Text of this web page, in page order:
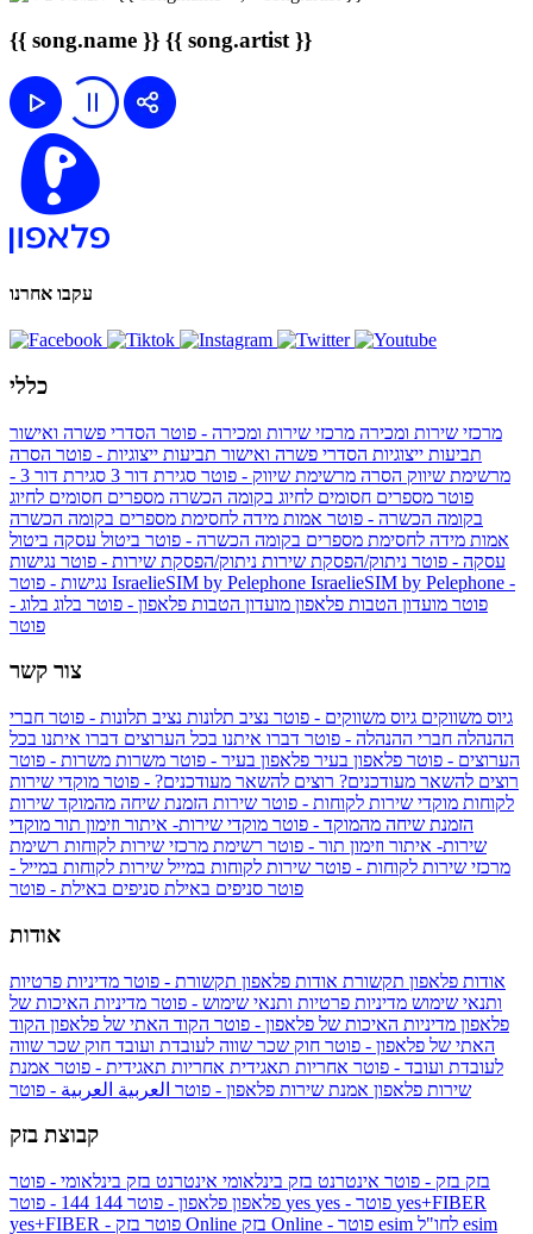
{{ song.name }} {{ song.artist }}
עקבו אחרנו
כללי
מרכזי שירות ומכירה מרכזי שירות ומכירה - פוטר הסדרי פשרה ואישור
תביעות ייצוגיות הסדרי פשרה ואישור תביעות ייצוגיות - פוטר הסרה
מרשימת שיווק הסרה מרשימת שיווק - פוטר סגירת דור 3
סגירת דור 3 -
פוטר מספרים חסומים לחיוג בקומה הכשרה מספרים חסומים לחיוג
בקומה הכשרה - פוטר אמות מידה לחסימת מספרים בקומה הכשרה
אמות מידה לחסימת מספרים בקומה הכשרה - פוטר ביטול עסקה ביטול
עסקה - פוטר ניתוק/הפסקת שירות ניתוק/הפסקת שירות - פוטר נגישות
IsraelieSIM by Pelephone IsraelieSIM by Pelephone -
פוטר מועדון הטבות פלאפון מועדון הטבות פלאפון - פוטר בלוג בלוג -
פוטר
צור קשר
גיוס משווקים גיוס משווקים - פוטר נציב תלונות נציב תלונות - פוטר חברי
ההנהלה חברי ההנהלה - פוטר דברו איתנו בכל הערוצים דברו איתנו בכל
הערוצים - פוטר פלאפון בעיר פלאפון בעיר - פוטר משרות משרות - פוטר
רוצים להשאר מעודכנים? רוצים להשאר מעודכנים? - פוטר מוקדי שירות
לקוחות מוקדי שירות לקוחות - פוטר שירות הזמנת שיחה מהמוקד שירות
הזמנת שיחה מהמוקד - פוטר מוקדי שירות- איתור וזימון תור מוקדי
שירות- איתור וזימון תור - פוטר רשימת מרכזי שירות לקוחות רשימת
מרכזי שירות לקוחות - פוטר שירות לקוחות במייל שירות לקוחות במייל -
פוטר סניפים באילת סניפים באילת - פוטר
אודות
אודות פלאפון תקשורת אודות פלאפון תקשורת - פוטר מדיניות פרטיות
ותנאי שימוש מדיניות פרטיות ותנאי שימוש - פוטר מדיניות האיכות של
פלאפון מדיניות האיכות של פלאפון - פוטר הקוד האתי של פלאפון הקוד
האתי של פלאפון - פוטר חוק שכר שווה לעובדת ועובד חוק שכר שווה
לעובדת ועובד - פוטר אחריות תאגידית אחריות תאגידית - פוטר אמנת
שירות פלאפון אמנת שירות פלאפון - פוטר العربية العربية - פוטר
קבוצת בזק
בזק בזק - פוטר אינטרנט בזק בינלאומי אינטרנט בזק בינלאומי - פוטר
פלאפון פלאפון - פוטר 144 yes
yes+FIBER
yes+FIBER - פוטר בזק Online esim